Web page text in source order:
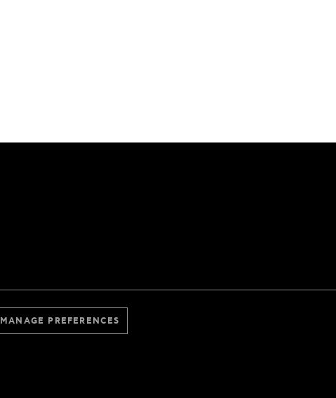
MANAGE PREFERENCES